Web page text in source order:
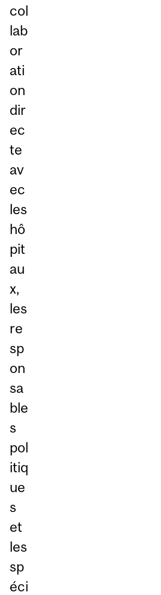
col
lab
or
ati
on
dir
ec
te
av
ec
les
hô
pit
au
x,
les
re
sp
on
sa
ble
s
pol
itiq
ue
s
et
les
sp
éci